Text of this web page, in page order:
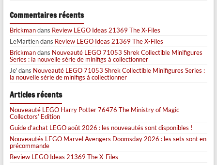
Commentaires récents
Brickmandans Review LEGO Ideas 21369 The X-Files
LeMartiendans Review LEGO Ideas 21369 The X-Files
Brickmandans Nouveauté LEGO 71053 Shrek Collectible Minifigures
Series : la nouvelle série de minifigs à collectionner
Je' dans Nouveauté LEGO 71053 Shrek Collectible Minifigures Series :
la nouvelle série de minifigs à collectionner
Articles récents
Nouveauté LEGO Harry Potter 76476 The Ministry of Magic
Collectors’ Edition
Guide d’achat LEGO août 2026 : les nouveautés sont disponibles !
Nouveautés LEGO Marvel Avengers Doomsday 2026 : les sets sont en
précommande
Review LEGO Ideas 21369 The X-Files